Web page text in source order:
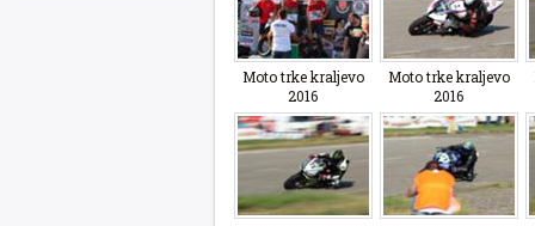
Moto trke kraljevo
2016
Moto trke kraljevo
2016